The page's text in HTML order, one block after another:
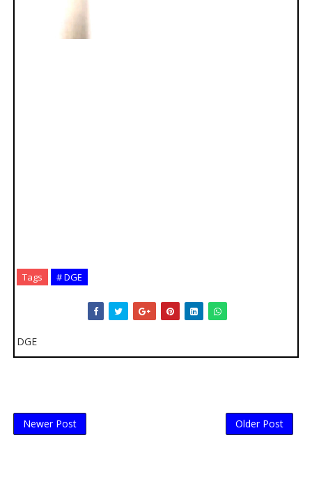
Tags # DGE
DGE
Newer Post Older Post